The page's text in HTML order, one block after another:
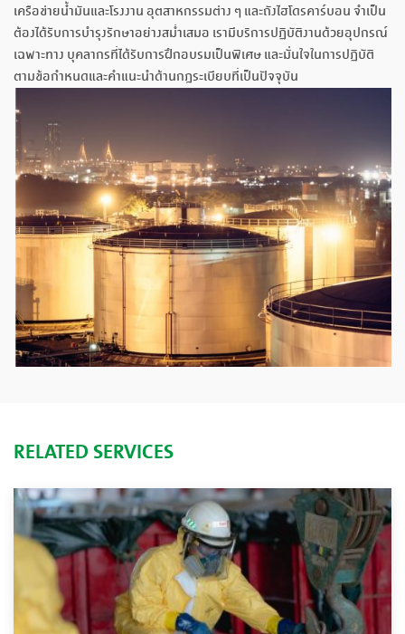
เครือข่ายน้ำมันและโรงงาน อุตสาหกรรมต่าง ๆ และถังไฮโดรคาร์บอน จำเป็น
ต้องได้รับการบำรุงรักษาอย่างสม่ำเสมอ เรามีบริการปฏิบัติงานด้วยอุปกรณ์
เฉพาะทาง บุคลากรที่ได้รับการฝึกอบรมเป็นพิเศษ และมั่นใจในการปฏิบัติ
ตามข้อกำหนดและคำแนะนำด้านกฎระเบียบที่เป็นปัจจุบัน
RELATED SERVICES